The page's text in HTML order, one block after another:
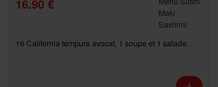
16.90 €
16 California tempura avocat, 1 soupe et 1 salade.